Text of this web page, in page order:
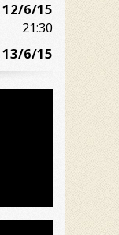
12/6/15
21:30
13/6/15